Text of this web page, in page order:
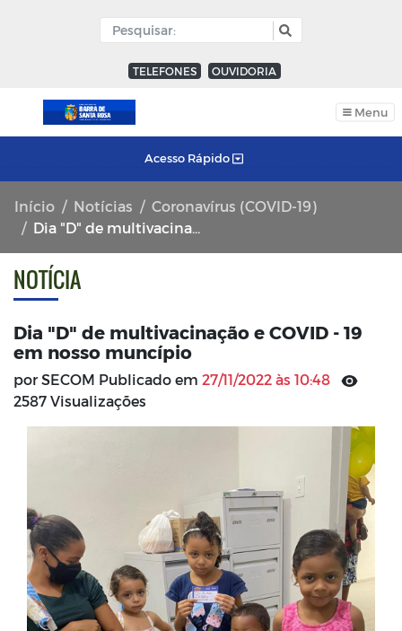
TELEFONES OUVIDORIA
Menu
Acesso Rápido
Início Notícias
Coronavírus (COVID-19)
Dia "D" de multivacinação e COVID - 19 em nosso muncípio
NOTÍCIA
Dia "D" de multivacinação e COVID - 19
em nosso muncípio
por SECOM Publicado em 27/11/2022 às 10:48
2587 Visualizações